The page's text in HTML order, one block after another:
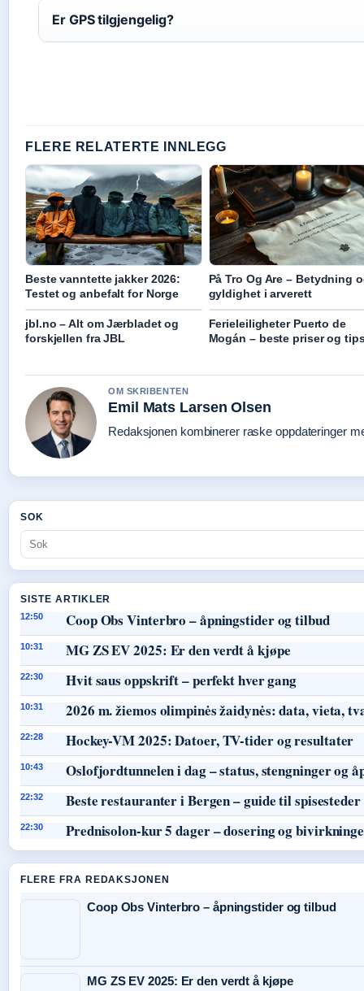
Er GPS tilgjengelig?
FLERE RELATERTE INNLEGG
Beste vanntette jakker 2026:
Testet og anbefalt for Norge
På Tro Og Are – Betydning
gyldighet i arverett
jbl.no – Alt om Jærbladet og
forskjellen fra JBL
Ferieleiligheter Puerto de
Mogán – beste priser og
OM SKRIBENTEN
Emil Mats Larsen Olsen
Redaksjonen kombinerer raske oppdateringer
SOK
SISTE ARTIKLER
12:50 Coop Obs Vinterbro – åpningstider og tilbud
10:31 MG ZS EV 2025: Er den verdt å kjøpe
22:30 Hvit saus oppskrift – perfekt hver gang
10:31 2026 m. žiemos olimpinės žaidynės: data, vieta,
22:28 Hockey-VM 2025: Datoer, TV-tider og resultater
10:43 Oslofjordtunnelen i dag – status, stengninger og
22:32 Beste restauranter i Bergen – guide til spisesteder
22:30 Prednisolon-kur 5 dager – dosering og
FLERE FRA REDAKSJONEN
Coop Obs Vinterbro – åpningstider og tilbud
MG ZS EV 2025: Er den verdt å kjøpe